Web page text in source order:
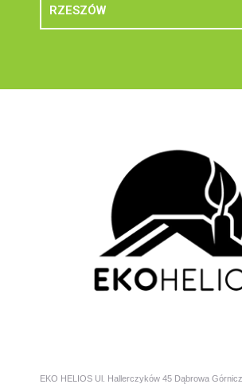
RZESZÓW
EKO HELIOS Ul. Hallerczyków 45 Dąbrowa